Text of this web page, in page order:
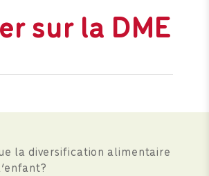
sur la DME
la diversification alimentaire